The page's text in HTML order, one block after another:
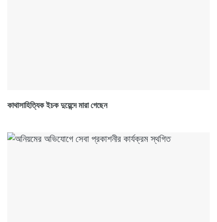
কাথাসাহিত্যিক ইচক দুয়েন্দে মারা গেছেন